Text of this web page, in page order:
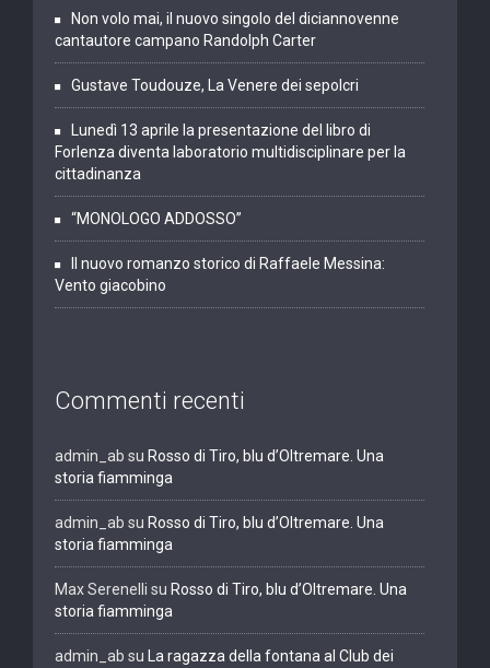
Non volo mai, il nuovo singolo del diciannovenne
cantautore campano Randolph Carter
Gustave Toudouze, La Venere dei sepolcri
Lunedì 13 aprile la presentazione del libro di
Forlenza diventa laboratorio multidisciplinare per la
cittadinanza
“MONOLOGO ADDOSSO”
Il nuovo romanzo storico di Raffaele Messina:
Vento giacobino
Commenti recenti
admin_ab su Rosso di Tiro, blu d’Oltremare. Una
storia fiamminga
admin_ab su Rosso di Tiro, blu d’Oltremare. Una
storia fiamminga
Max Serenelli su Rosso di Tiro, blu d’Oltremare. Una
storia fiamminga
admin_ab su La ragazza della fontana al Club dei